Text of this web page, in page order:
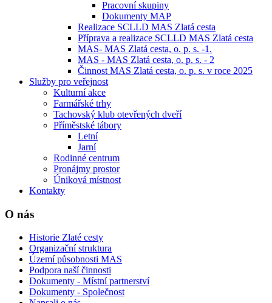
Pracovní skupiny
Dokumenty MAP
Realizace SCLLD MAS Zlatá cesta
Příprava a realizace SCLLD MAS Zlatá cesta
MAS- MAS Zlatá cesta, o. p. s. -1.
MAS - MAS Zlatá cesta, o. p. s. - 2
Činnost MAS Zlatá cesta, o. p. s. v roce 2025
Služby pro veřejnost
Kulturní akce
Farmářské trhy
Tachovský klub otevřených dveří
Příměstské tábory
Letní
Jarní
Rodinné centrum
Pronájmy prostor
Úniková místnost
Kontakty
O nás
Historie Zlaté cesty
Organizační struktura
Území působnosti MAS
Podpora naší činnosti
Dokumenty - Místní partnerství
Dokumenty - Společnost